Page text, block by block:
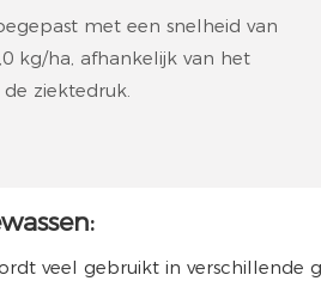
met een snelheid van
kg/ha, afhankelijk van het
ziektedruk.
veel gebruikt in verschillende